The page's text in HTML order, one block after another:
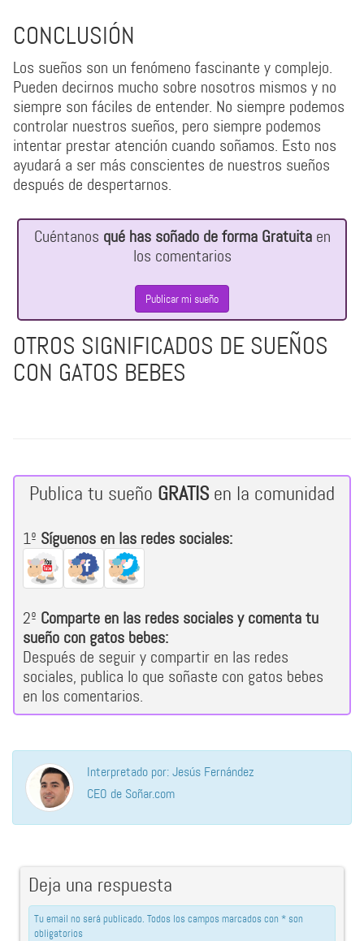
CONCLUSIÓN
Los sueños son un fenómeno fascinante y complejo.
Pueden decirnos mucho sobre nosotros mismos y no
siempre son fáciles de entender. No siempre podemos
controlar nuestros sueños, pero siempre podemos
intentar prestar atención cuando soñamos. Esto nos
ayudará a ser más conscientes de nuestros sueños
después de despertarnos.
Cuéntanos qué has soñado de forma Gratuitaen
los comentarios
Publicar mi sueño
OTROS SIGNIFICADOS DE SUEÑOS
CON GATOS BEBES
Publica tu sueño GRATISen la comunidad
1º Síguenos en las redes sociales:
2º Comparte en las redes sociales y comenta tu
sueño con gatos bebes:
Después de seguir y compartir en las redes
sociales, publica lo que soñaste con gatos bebes
en los comentarios.
Interpretado por: Jesús Fernández
CEO de Soñar.com
Deja una respuesta
Tu email no será publicado. Todos los campos marcados con * son
obligatorios